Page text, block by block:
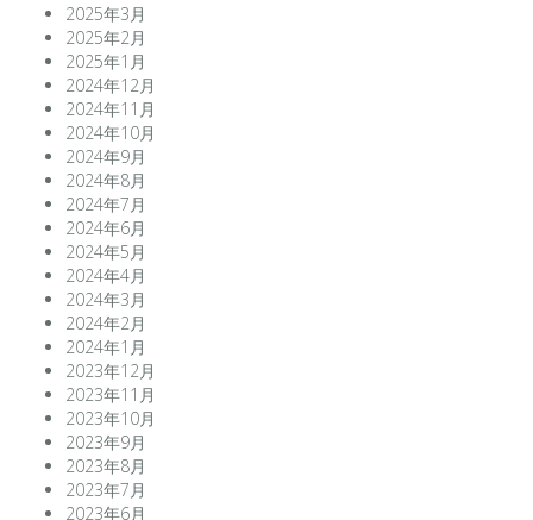
2025年3月
2025年2月
2025年1月
2024年12月
2024年11月
2024年10月
2024年9月
2024年8月
2024年7月
2024年6月
2024年5月
2024年4月
2024年3月
2024年2月
2024年1月
2023年12月
2023年11月
2023年10月
2023年9月
2023年8月
2023年7月
2023年6月